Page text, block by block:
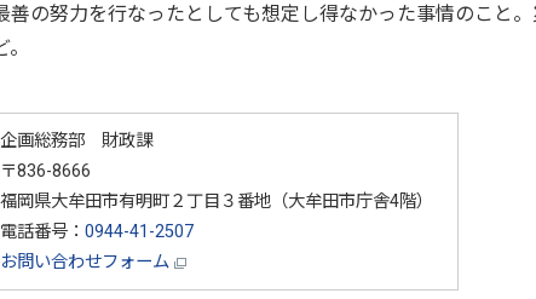
の努力を行なったとしても想定し得なかった事情のこと
企画総務部 財政課
〒836-8666
福岡県大牟田市有明町２丁目３番地（大牟田市庁舎4階）
電話番号： 0944-41-2507
お問い合わせフォーム